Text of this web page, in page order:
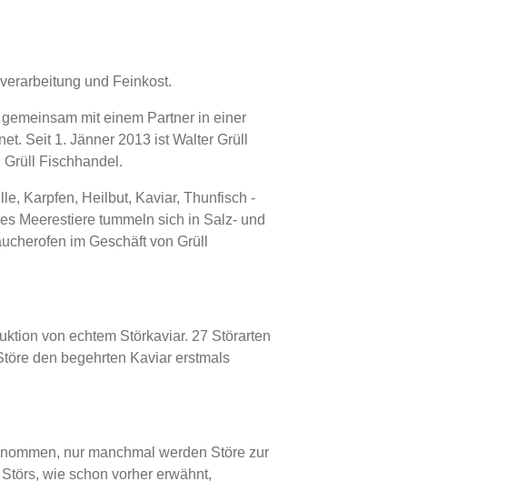
und Feinkost.
mit einem Partner in einer
Seit 1. Jänner 2013 ist Walter Grüll
Fischhandel.
Karpfen, Heilbut, Kaviar, Thunfisch -
Meerestiere tummeln sich in Salz- und
im Geschäft von Grüll
von echtem Störkaviar. 27 Störarten
den begehrten Kaviar erstmals
nur manchmal werden Störe zur
wie schon vorher erwähnt,